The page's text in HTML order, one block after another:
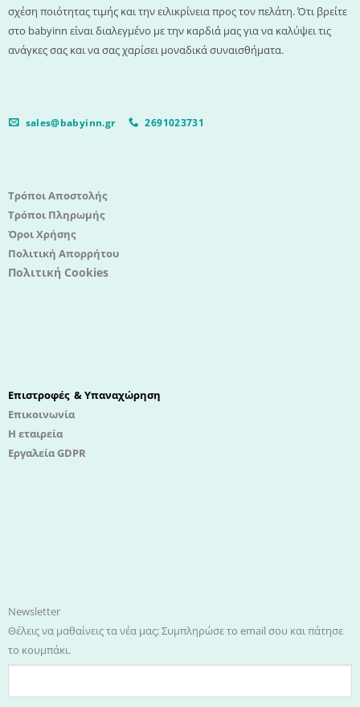
σχέση ποιότητας τιμής και την ειλικρίνεια προς τον πελάτη. Ότι βρείτε
στο babyinn είναι διαλεγμένο με την καρδιά μας για να καλύψει τις
ανάγκες σας και να σας χαρίσει μοναδικά συναισθήματα.
sales@babyinn.gr 2691023731
Τρόποι Αποστολής
Τρόποι Πληρωμής
Όροι Χρήσης
Πολιτική Απορρήτου
Πολιτική Cookies
Επιστροφές & Υπαναχώρηση
Επικοινωνία
Η εταιρεία
Εργαλεία GDPR
Newsletter
Θέλεις να μαθαίνεις τα νέα μας; Συμπληρώσε το email σου και πάτησε
το κουμπάκι.